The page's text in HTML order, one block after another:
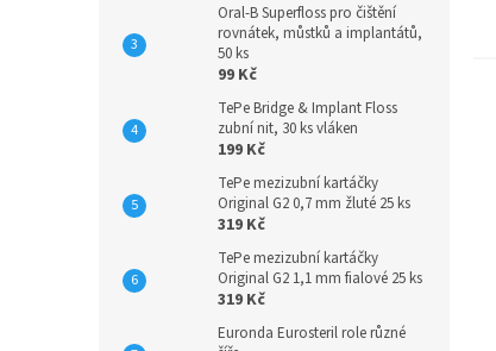
Oral-B Superfloss pro čištění
rovnátek, můstků a implantátů,
50 ks
99 Kč
TePe Bridge & Implant Floss
zubní nit, 30 ks vláken
199 Kč
TePe mezizubní kartáčky
Original G2 0,7 mm žluté 25 ks
319 Kč
TePe mezizubní kartáčky
Original G2 1,1 mm fialové 25 ks
319 Kč
Euronda Eurosteril role různé